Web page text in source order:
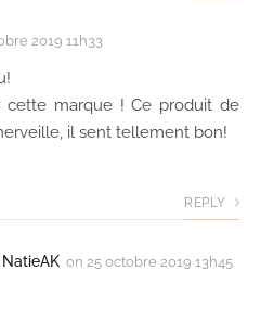
2019 11h33
cette marque ! Ce produit de
il sent tellement bon!
REPLY
on 25 octobre 2019 13h45